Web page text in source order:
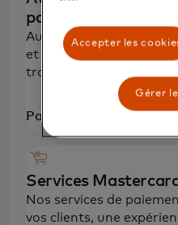
paiements
Augmentez vos ventes,
et proposez des
travers le monde.
Parcourir
Services
Nos services de
vos clients, une
Accepter les
Gérer